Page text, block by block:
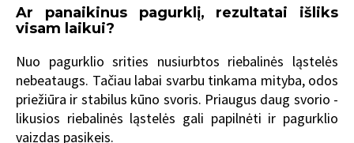
Ar panaikinus pagurklį, rezultatai išliks
visam laikui?
Nuo pagurklio srities nusiurbtos riebalinės ląstelės
nebeataugs. Tačiau labai svarbu tinkama mityba, odos
priežiūra ir stabilus kūno svoris. Priaugus daug svorio -
likusios riebalinės ląstelės gali papilnėti ir pagurklio
vaizdas pasikeis.